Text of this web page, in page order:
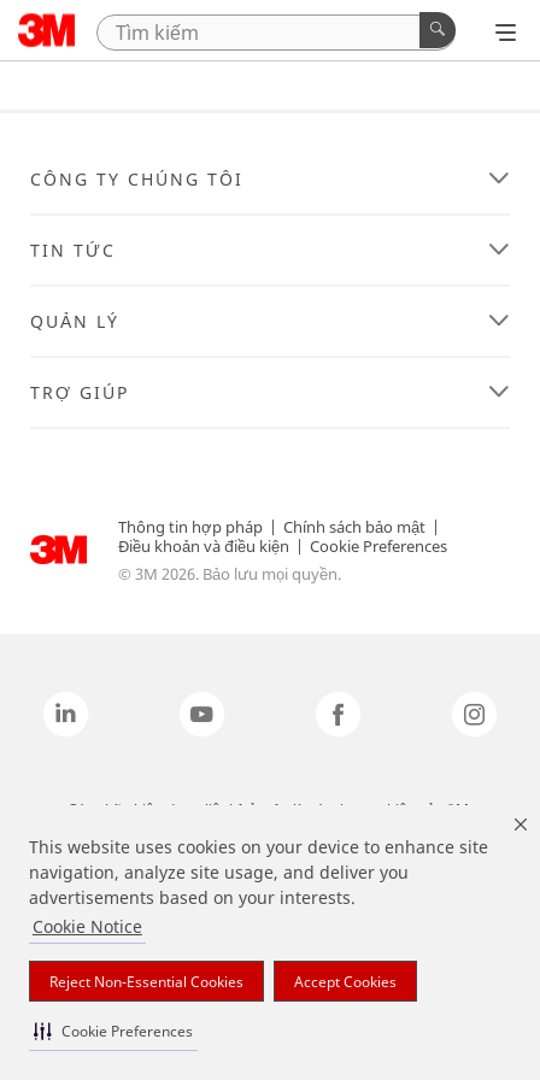
This website uses cookies on your device to enhance site
navigation, analyze site usage, and deliver you
advertisements based on your interests.
Cookie Notice
Reject Non-Essential Cookies Accept Cookies
Cookie Preferences
CÔNG TY CHÚNG TÔI
TIN TỨC
QUẢN LÝ
TRỢ GIÚP
Thông tin hợp pháp | Chính sách bảo mật |
Điều khoản và điều kiện | Cookie Preferences
© 3M 2026. Bảo lưu mọi quyền.
Các nhãn hiệu được liệt kê ở trên là các thương hiệu của 3M.